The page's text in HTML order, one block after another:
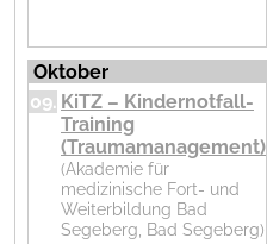
Oktober
09. KiTZ – Kindernotfall-
Training
(Traumamanagement)
(Akademie für
medizinische Fort- und
Weiterbildung Bad
Segeberg, Bad Segeberg)